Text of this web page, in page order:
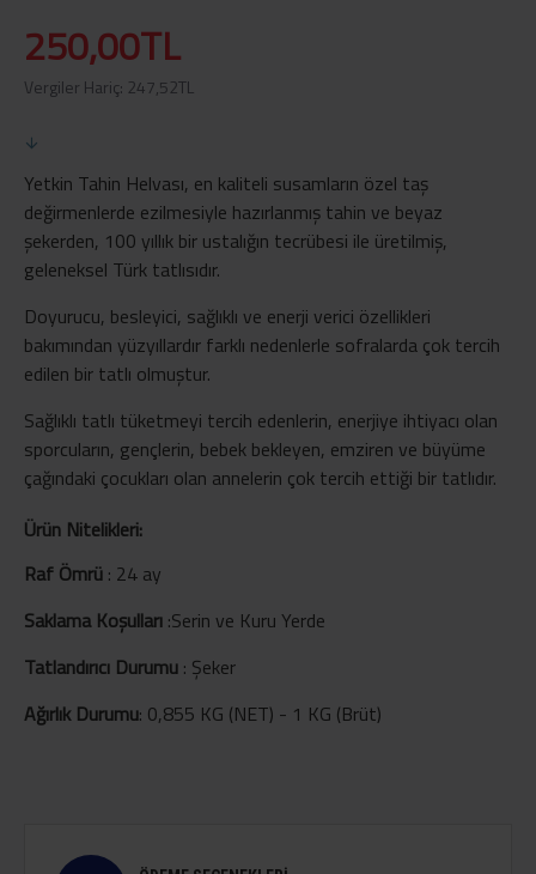
250,00TL
Vergiler Hariç: 247,52TL
Yetkin Tahin Helvası, en kaliteli susamların özel taş
değirmenlerde ezilmesiyle hazırlanmış tahin ve beyaz
şekerden, 100 yıllık bir ustalığın tecrübesi ile üretilmiş,
geleneksel Türk tatlısıdır.
Doyurucu, besleyici, sağlıklı ve enerji verici özellikleri
bakımından yüzyıllardır farklı nedenlerle sofralarda çok tercih
edilen bir tatlı olmuştur.
Sağlıklı tatlı tüketmeyi tercih edenlerin, enerjiye ihtiyacı olan
sporcuların, gençlerin, bebek bekleyen, emziren ve büyüme
çağındaki çocukları olan annelerin çok tercih ettiği bir tatlıdır.
Ürün Nitelikleri:
Raf Ömrü : 24 ay
Saklama Koşulları :Serin ve Kuru Yerde
Tatlandırıcı Durumu : Şeker
Ağırlık Durumu: 0,855 KG (NET) - 1 KG (Brüt)